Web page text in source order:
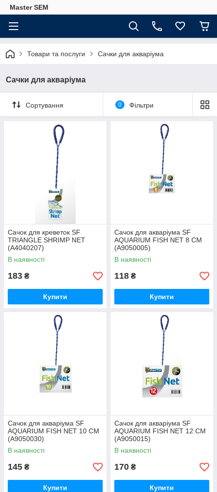
Master SEM
Товари та послуги Сачки для акваріума
Сачки для акваріума
Сортування 0 Фільтри
Сачок для креветок SF
TRIANGLE SHRIMP NET
(A4040207)
В наявності
183 ₴
Купити
Сачок для акваріума SF
AQUARIUM FISH NET 8 CM
(A9050005)
В наявності
118 ₴
Купити
Сачок для акваріума SF
AQUARIUM FISH NET 10 CM
(A9050030)
В наявності
145 ₴
Купити
Сачок для акваріума SF
AQUARIUM FISH NET 12 CM
(A9050015)
В наявності
170 ₴
Купити